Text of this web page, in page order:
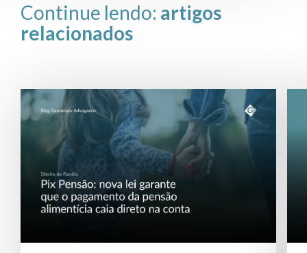
Continue lendo: artigos
relacionados